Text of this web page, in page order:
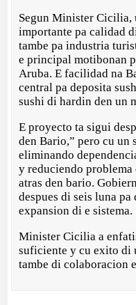
Segun Minister Cicilia,
importante pa calidad
tambe pa industria
e principal motibonan
Aruba. E facilidad na
central pa deposita
sushi di hardin den un
E proyecto ta sigui
den Bario,” pero cu un
eliminando
y reduciendo
atras den bario.
despues di seis luna
expansion di e sistema.
Minister Cicilia a
suficiente y cu exito di
tambe di colaboracion